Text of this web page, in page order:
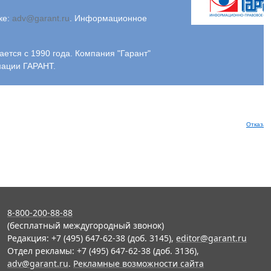
adv@garant.ru
Информационное
с 1990 года. Компания "Гарант"
ГАРАНТ.
8-800-200-88-88
(бесплатный междугородный звонок)
Редакция: +7 (495) 647-62-38 (доб. 3145), editor@garant.ru
Отдел рекламы: +7 (495) 647-62-38 (доб. 3136),
adv@garant.ru. Рекламные возможности сайта